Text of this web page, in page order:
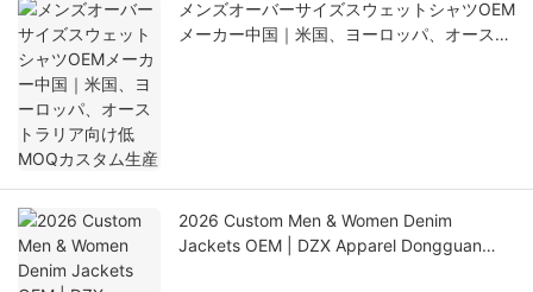
メンズオーバーサイズスウェットシャツOEM
メーカー中国｜米国、ヨーロッパ、オースト
2026 Custom Men & Women Denim
Jackets OEM | DZX Apparel Dongguan